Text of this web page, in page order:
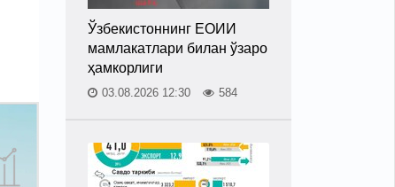
Ўзбекистоннинг ЕОИИ
мамлакатлари билан ўзаро
ҳамкорлиги
03.08.2026 12:30 584